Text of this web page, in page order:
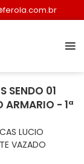
01
ARMARIO - 1ª
LUCIO
VAZADO